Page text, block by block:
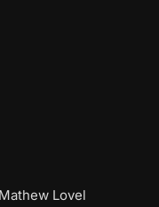
Lovel